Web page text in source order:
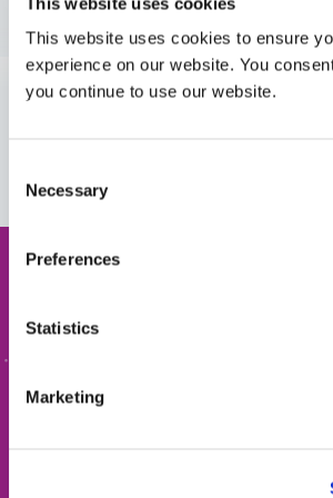
This website uses cookies to ensure
experience on our website. You
you continue to use our website.
Selection
Necessary
Preferences
Statistics
Marketing
Guía: Productos industriales (Asia|EN)
(Europa|EN)
¿Está listo para dar el siguiente